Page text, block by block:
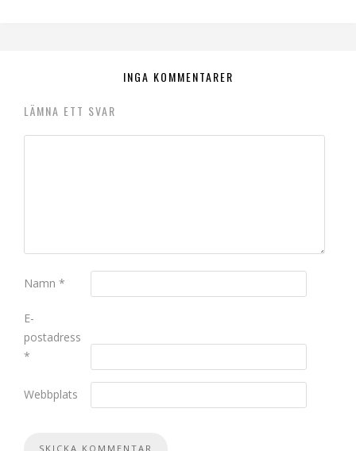
INGA KOMMENTARER
LÄMNA ETT SVAR
Namn *
E-
postadress
*
Webbplats